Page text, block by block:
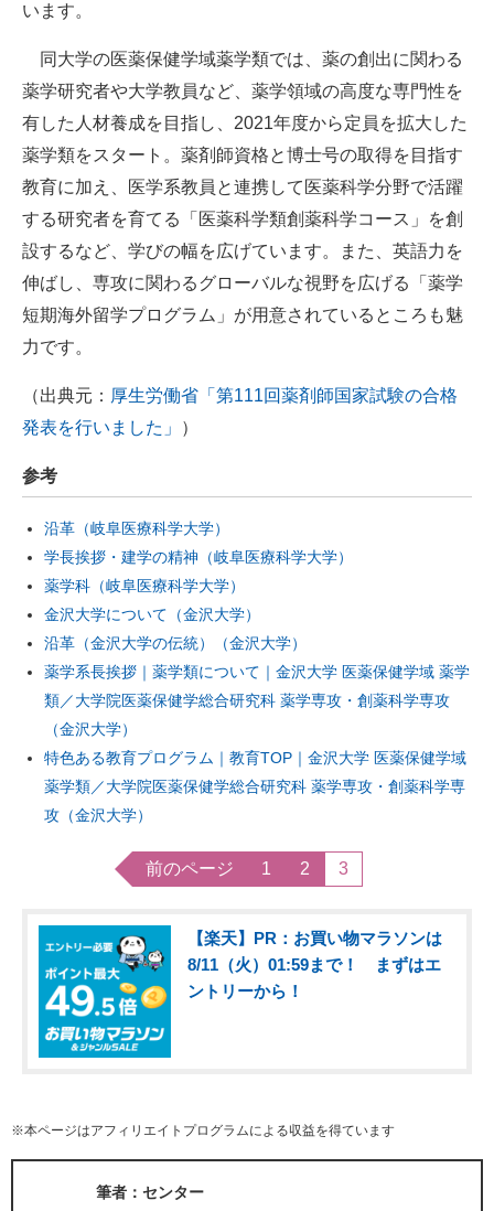
います。
同大学の医薬保健学域薬学類では、薬の創出に関わる
薬学研究者や大学教員など、薬学領域の高度な専門性を
有した人材養成を目指し、2021年度から定員を拡大した
薬学類をスタート。薬剤師資格と博士号の取得を目指す
教育に加え、医学系教員と連携して医薬科学分野で活躍
する研究者を育てる「医薬科学類創薬科学コース」を創
設するなど、学びの幅を広げています。また、英語力を
伸ばし、専攻に関わるグローバルな視野を広げる「薬学
短期海外留学プログラム」が用意されているところも魅
力です。
（出典元： 厚生労働省「第111回薬剤師国家試験の合格
発表を行いました」
）
参考
沿革（岐阜医療科学大学）
学長挨拶・建学の精神（岐阜医療科学大学）
薬学科（岐阜医療科学大学）
金沢大学について（金沢大学）
沿革（金沢大学の伝統）（金沢大学）
薬学系長挨拶｜薬学類について｜金沢大学 医薬保健学域 薬学
類／大学院医薬保健学総合研究科 薬学専攻・創薬科学専攻
（金沢大学）
特色ある教育プログラム｜教育TOP｜金沢大学 医薬保健学域
薬学類／大学院医薬保健学総合研究科 薬学専攻・創薬科学専
攻（金沢大学）
前のページ 1 2 3
【楽天】PR：お買い物マラソンは
8/11（火）01:59まで！ まずはエ
ントリーから！
※本ページはアフィリエイトプログラムによる収益を得ています
筆者：センター